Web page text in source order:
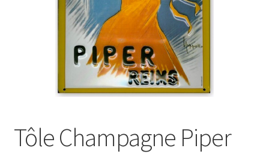
Une histoire de plaques émaillées
Tôle Champagne Piper